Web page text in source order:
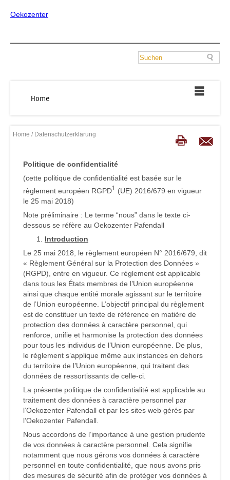
Oekozenter
Home
Home / Datenschutzerklärung
Politique de confidentialité
(cette politique de confidentialité est basée sur le
règlement européen RGPD1
(UE) 2016/679 en vigueur
le 25 mai 2018)
Note préliminaire : Le terme “nous” dans le texte ci-
dessous se réfère au Oekozenter Pafendall
Introduction
Le 25 mai 2018, le règlement européen N° 2016/679, dit
« Règlement Général sur la Protection des Données »
(RGPD), entre en vigueur. Ce règlement est applicable
dans tous les États membres de l’Union européenne
ainsi que chaque entité morale agissant sur le territoire
de l’Union européenne. L’objectif principal du règlement
est de constituer un texte de référence en matière de
protection des données à caractère personnel, qui
renforce, unifie et harmonise la protection des données
pour tous les individus de l’Union européenne. De plus,
le règlement s’applique même aux instances en dehors
du territoire de l’Union européenne, qui traitent des
données de ressortissants de celle-ci.
La présente politique de confidentialité est applicable au
traitement des données à caractère personnel par
l’Oekozenter Pafendall et par les sites web gérés par
l’Oekozenter Pafendall.
Nous accordons de l’importance à une gestion prudente
de vos données à caractère personnel. Cela signifie
notamment que nous gérons vos données à caractère
personnel en toute confidentialité, que nous avons pris
des mesures de sécurité afin de protéger vos données à